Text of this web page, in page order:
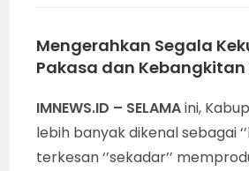
Mengerahkan Segala
Pakasa dan Kebangkitan
IMNEWS.ID – SELAMAini,
lebih banyak dikenal sebagai
terkesan ‘’sekadar’’